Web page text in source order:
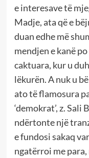
e interesave të
Madje, ata që e
duan edhe më
mendjen e kanë
caktuara, kur u
lëkurën. A nuk u
ato të flamosura
‘demokrat’, z. Sali
ndërtonte një
e fundosi sakaq
ngatërroi me para,